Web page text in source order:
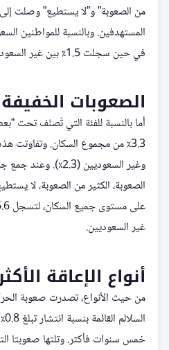
في حين سجلت 1.5٪ بين غير السعوديين.
الصعوبات
أما بالنسبة للفئة التي تُصنّف تحت
وغير السعوديين
غير السعوديين.
أنواع الإعاقة
من حيث الأنواع، تصدرت صعوبة